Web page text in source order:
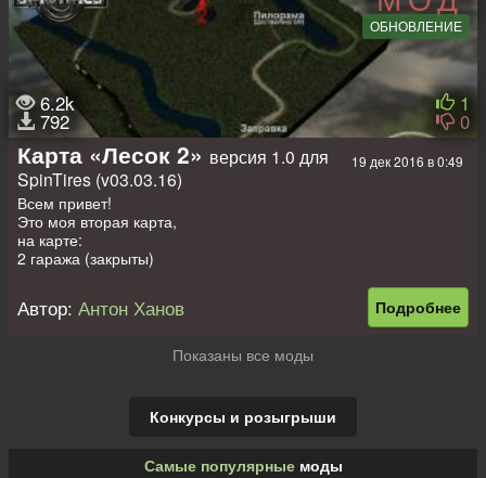
ОБНОВЛЕНИЕ
6.2k
792
1
0
19 дек 2016 в 0:49
Карта «Лесок 2» версия 1.0 для
SpinTires (v03.03.16)
Всем привет!
Это моя вторая карта,
на карте:
2 гаража (закрыты)
2 слота для авто
Всего на карте 5 машин
Подробнее
Автор: Антон Ханов
Показаны все моды
Конкурсы и розыгрыши
Самые популярныемоды